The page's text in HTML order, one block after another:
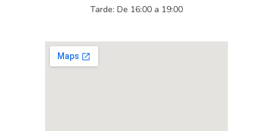
Tarde: De 16:00 a 19:00